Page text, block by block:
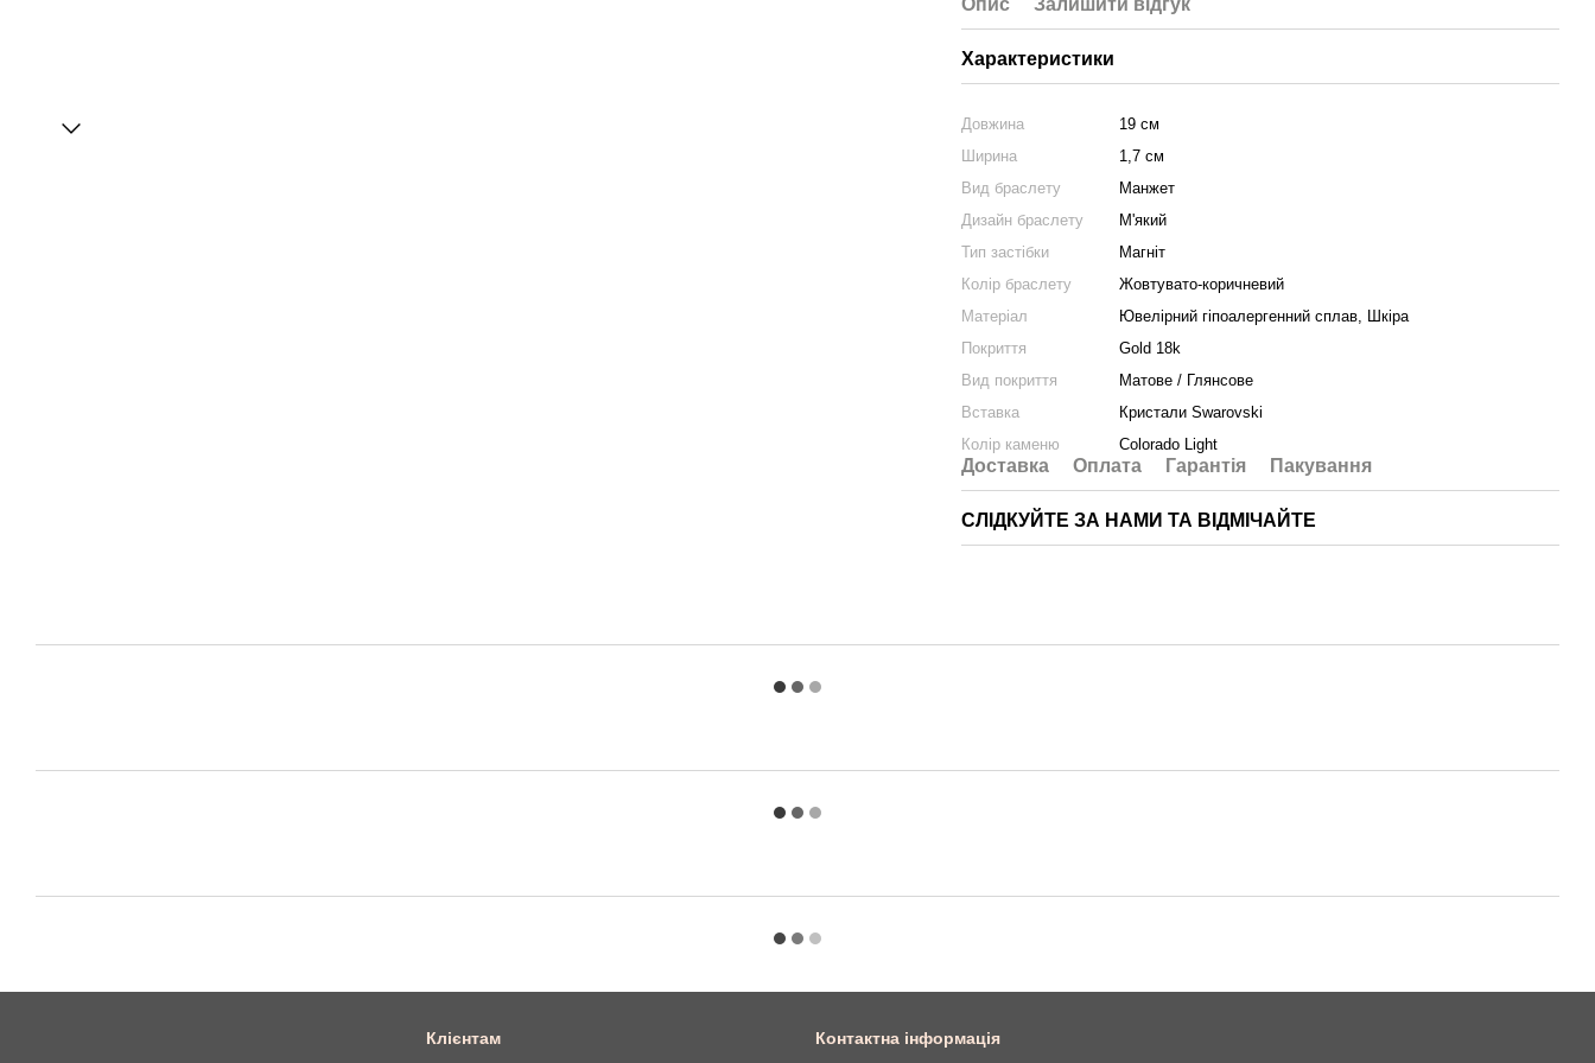
Опис Залишити вiдгук
Характеристики
Довжина
19 см
Ширина
1,7 см
Вид браслету
Манжет
Дизайн браслету
М'який
Тип застібки
Магніт
Колір браслету
Жовтувато-коричневий
Матеріал
Ювелірний гіпоалергенний сплав, Шкіра
Покриття
Gold 18k
Вид покриття
Матове / Глянсове
Вставка
Кристали Swarovski
Колір каменю
Colorado Light
Доставка Оплата Гарантія Пакування
СЛІДКУЙТЕ ЗА НАМИ ТА ВІДМІЧАЙТЕ
Клієнтам Контактна інформація